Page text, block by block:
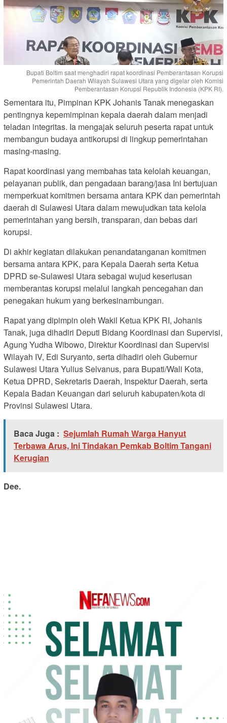
Bupati Boltim saat menghadiri rapat koordinasi Pemberantasan Korupsi
Pemerintah Daerah Wilayah Sulawesi Utara yang digelar oleh Komisi
Pemberantasan Korupsi Republik Indonesia (KPK RI).
Sementara itu, Pimpinan KPK Johanis Tanak menegaskan
pentingnya kepemimpinan kepala daerah dalam menjadi
teladan integritas. Ia mengajak seluruh peserta rapat untuk
membangun budaya antikorupsi di lingkup pemerintahan
masing-masing.
Rapat koordinasi yang membahas tata kelolah keuangan,
pelayanan publik, dan pengadaan barang/jasa Ini bertujuan
memperkuat komitmen bersama antara KPK dan pemerintah
daerah di Sulawesi Utara dalam mewujudkan tata kelola
pemerintahan yang bersih, transparan, dan bebas dari
korupsi.
Di akhir kegiatan dilakukan penandatanganan komitmen
bersama antara KPK, para Kepala Daerah serta Ketua
DPRD se-Sulawesi Utara sebagai wujud keseriusan
memberantas korupsi melalui langkah pencegahan dan
penegakan hukum yang berkesinambungan.
Rapat yang dipimpin oleh Wakil Ketua KPK RI, Johanis
Tanak, juga dihadiri Deputi Bidang Koordinasi dan Supervisi,
Agung Yudha Wibowo, Direktur Koordinasi dan Supervisi
Wilayah IV, Edi Suryanto, serta dihadiri oleh Gubernur
Sulawesi Utara Yulius Selvanus, para Bupati/Wali Kota,
Ketua DPRD, Sekretaris Daerah, Inspektur Daerah, serta
Kepala Badan Keuangan dari seluruh kabupaten/kota di
Provinsi Sulawesi Utara.
Baca Juga : Sejumlah Rumah Warga Hanyut
Terbawa Arus, Ini Tindakan Pemkab Boltim Tangani
Kerugian
Dee.